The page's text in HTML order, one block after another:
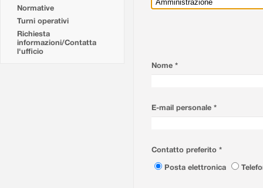
Normative
Turni operativi
Richiesta
informazioni/Contatta
l'ufficio
Nome *
E-mail personale *
Contatto preferito *
Posta elettronica